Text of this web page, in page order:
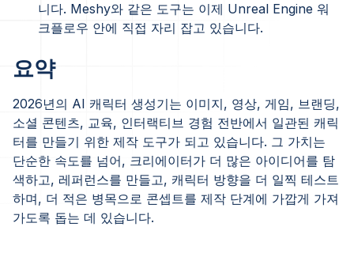
니다. Meshy와 같은 도구는 이제 Unreal Engine 워
크플로우 안에 직접 자리 잡고 있습니다.
요약
2026년의 AI 캐릭터 생성기는 이미지, 영상, 게임, 브랜딩,
소셜 콘텐츠, 교육, 인터랙티브 경험 전반에서 일관된 캐릭
터를 만들기 위한 제작 도구가 되고 있습니다. 그 가치는
단순한 속도를 넘어, 크리에이터가 더 많은 아이디어를 탐
색하고, 레퍼런스를 만들고, 캐릭터 방향을 더 일찍 테스트
하며, 더 적은 병목으로 콘셉트를 제작 단계에 가깝게 가져
가도록 돕는 데 있습니다.